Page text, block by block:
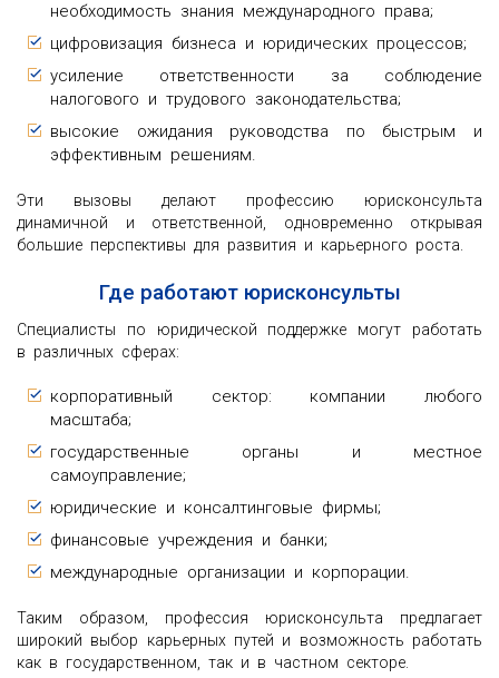
необходимость знания международного права;
цифровизация бизнеса и юридических процессов;
усиление ответственности за соблюдение
налогового и трудового законодательства;
высокие ожидания руководства по быстрым и
эффективным решениям.
Эти вызовы делают профессию юрисконсульта
динамичной и ответственной, одновременно открывая
большие перспективы для развития и карьерного роста.
Где работают юрисконсульты
Специалисты по юридической поддержке могут работать
в различных сферах:
корпоративный сектор: компании любого
масштаба;
государственные органы и местное
самоуправление;
юридические и консалтинговые фирмы;
финансовые учреждения и банки;
международные организации и корпорации.
Таким образом, профессия юрисконсульта предлагает
широкий выбор карьерных путей и возможность работать
как в государственном, так и в частном секторе.